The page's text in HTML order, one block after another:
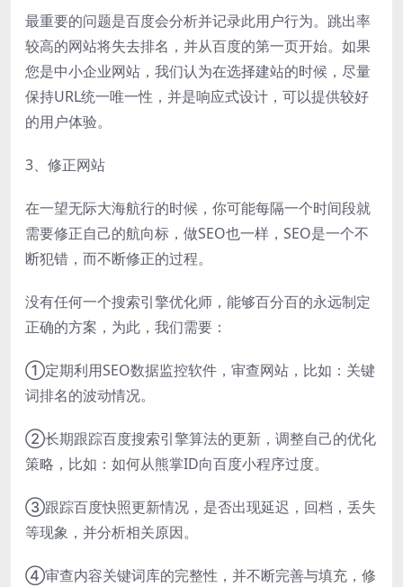
最重要的问题是百度会分析并记录此用户行为。跳出率
较高的网站将失去排名，并从百度的第一页开始。如果
您是中小企业网站，我们认为在选择建站的时候，尽量
保持URL统一唯一性，并是响应式设计，可以提供较好
的用户体验。
3、修正网站
在一望无际大海航行的时候，你可能每隔一个时间段就
需要修正自己的航向标，做SEO也一样，SEO是一个不
断犯错，而不断修正的过程。
没有任何一个搜索引擎优化师，能够百分百的永远制定
正确的方案，为此，我们需要：
①定期利用SEO数据监控软件，审查网站，比如：关键
词排名的波动情况。
②长期跟踪百度搜索引擎算法的更新，调整自己的优化
策略，比如：如何从熊掌ID向百度小程序过度。
③跟踪百度快照更新情况，是否出现延迟，回档，丢失
等现象，并分析相关原因。
④审查内容关键词库的完整性，并不断完善与填充，修